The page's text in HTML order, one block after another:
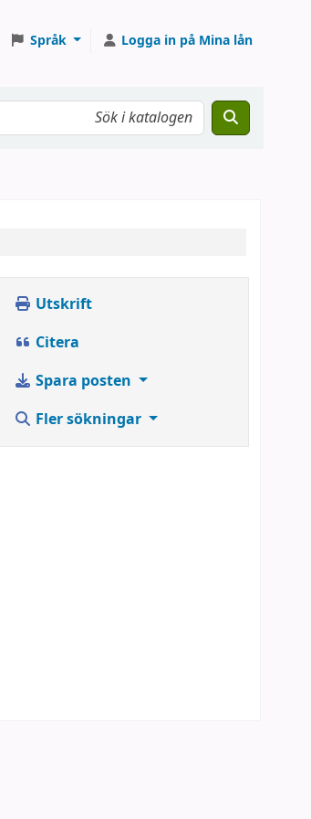
Språk Logga in på Mina lån
Utskrift
Citera
Spara posten
Fler sökningar